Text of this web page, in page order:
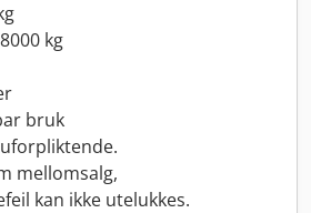
kg
bruk
mellomsalg,
kan ikke utelukkes.